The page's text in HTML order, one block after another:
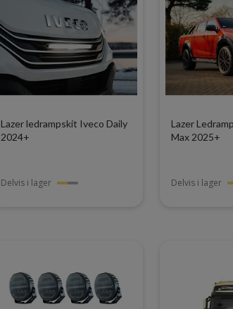
Lazer ledrampskit Iveco Daily
2024+
Delvis i lager
Lazer
Max 2025+
Delvis i lager